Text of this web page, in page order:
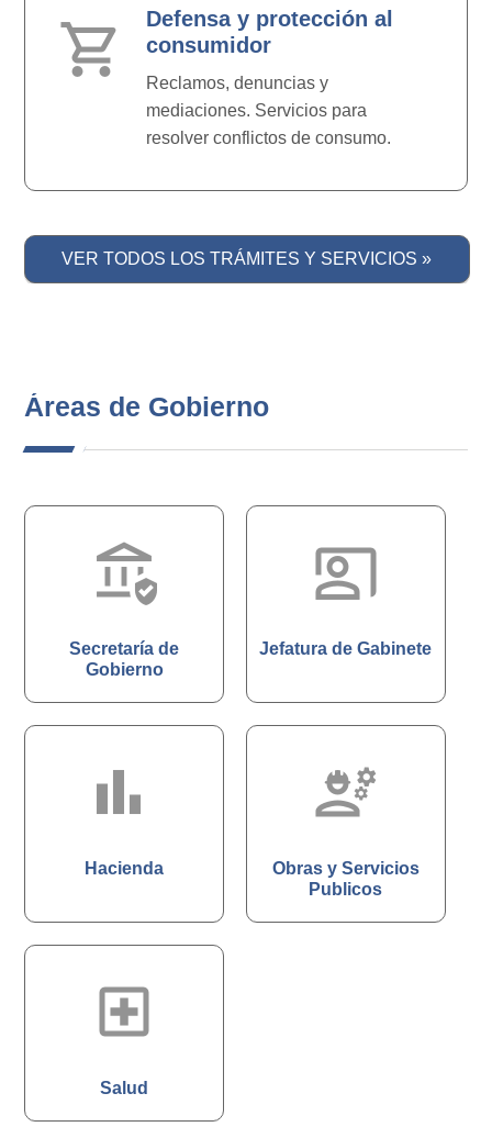
shopping_cart
Defensa y protección al
consumidor
Reclamos, denuncias y
mediaciones. Servicios para
resolver conflictos de consumo.
VER TODOS LOS TRÁMITES Y SERVICIOS »
Áreas de Gobierno
assured_workload
Secretaría de
Gobierno
co_present
Jefatura de Gabinete
Hacienda
engineering
Obras y Servicios
Publicos
local_hospital
Salud